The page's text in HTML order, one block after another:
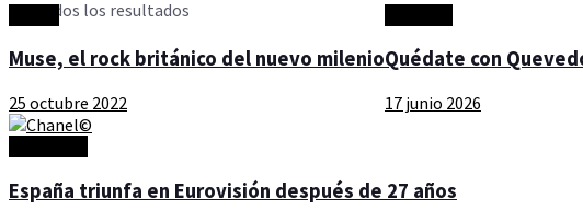
Ver todos los resultados
Muse, el rock británico del nuevo milenio
25 octubre 2022
Quédate con
17 junio 2026
España triunfa en Eurovisión después de 27 años